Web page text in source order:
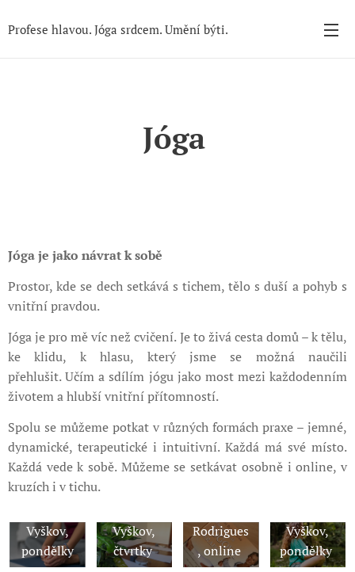
Profese hlavou. Jóga srdcem. Umění býti.
Jóga
Jóga je jako návrat k sobě
Prostor, kde se dech setkává s tichem, tělo s duší a pohyb s
vnitřní pravdou.
Jóga je pro mě víc než cvičení. Je to živá cesta domů –⁠ k tělu,
ke klidu, k hlasu, který jsme se možná naučili
přehlušit. Učím a sdílím jógu jako most mezi každodenním
životem a hlubší vnitřní přítomností.
Spolu se můžeme potkat v různých formách praxe – jemné,
dynamické, terapeutické i intuitivní. Každá má své místo.
Každá vede k sobě. Můžeme se setkávat osobně i online, v
kruzích i v tichu.
Kurz pro
začáteční
ky
Vyškov,
pondělky
Jóga bez
Vyškov,
čtvrtky
Hormoná
lní jóga
Rodrigues
, online
Teen jóga
Vyškov,
pondělky